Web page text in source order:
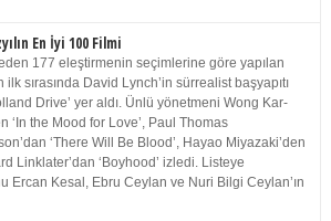
En İyi 100 Filmi
177 eleştirmenin seçimlerine göre yapılan
ilk sırasında David Lynch’in sürrealist başyapıtı
Drive’ yer aldı. Ünlü yönetmeni Wong Kar-
‘In the Mood for Love’, Paul Thomas
‘There Will Be Blood’, Hayao Miyazaki’den
Linklater’dan ‘Boyhood’ izledi. Listeye
Ercan Kesal, Ebru Ceylan ve Nuri Bilgi Ceylan’ın